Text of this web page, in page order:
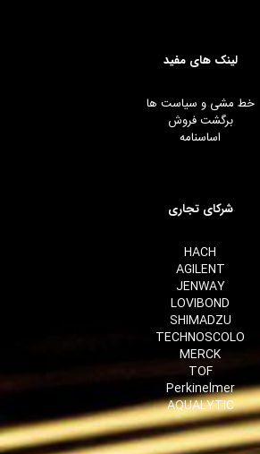
لینک های مفید
خط مشی و سیاست ها
برگشت فروش
اساسنامه
شرکای تجاری
HACH
AGILENT
JENWAY
LOVIBOND
SHIMADZU
TECHNOSCOLO
MERCK
TOF
Perkinelmer
AQUALYTIC